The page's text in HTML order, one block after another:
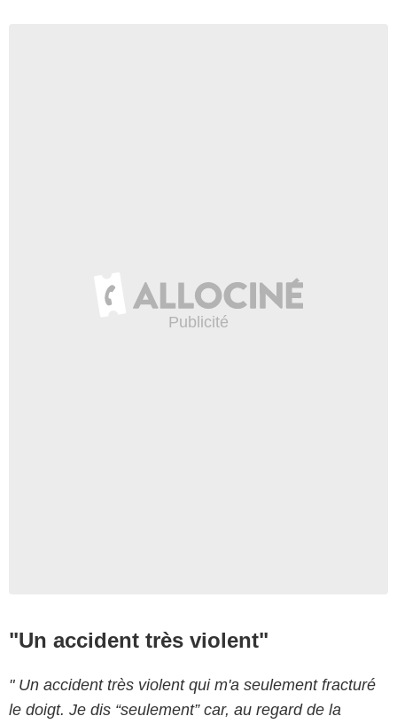
"Un accident très violent"
" Un accident très violent qui m'a seulement fracturé
le doigt. Je dis “seulement” car, au regard de la